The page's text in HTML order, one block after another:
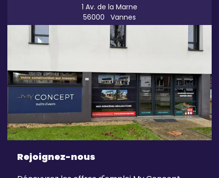
1 Av. de la Marne
56000
Vannes
Rejoignez-nous